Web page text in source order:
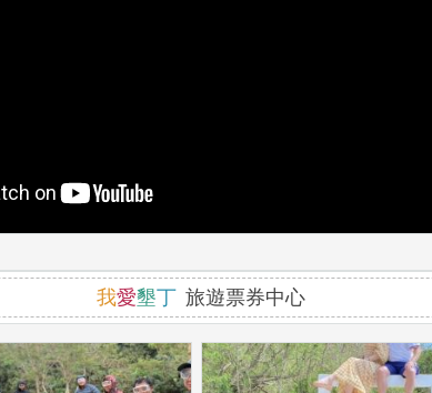
我愛墾丁 旅遊票券中心